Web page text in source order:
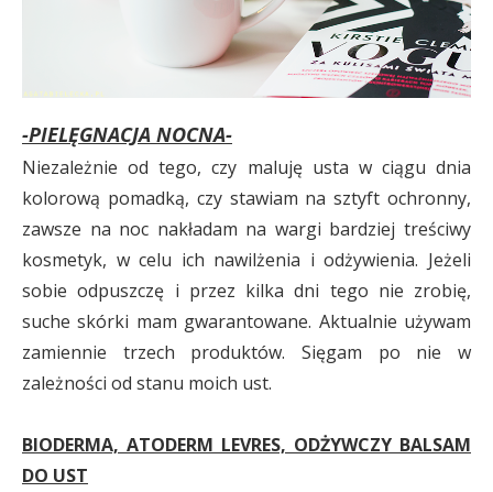
-PIELĘGNACJA NOCNA-
Niezależnie od tego, czy maluję usta w ciągu dnia
kolorową pomadką, czy stawiam na sztyft ochronny,
zawsze na noc nakładam na wargi bardziej treściwy
kosmetyk, w celu ich nawilżenia i odżywienia. Jeżeli
sobie odpuszczę i przez kilka dni tego nie zrobię,
suche skórki mam gwarantowane. Aktualnie używam
zamiennie trzech produktów. Sięgam po nie w
zależności od stanu moich ust.
BIODERMA, ATODERM LEVRES, ODŻYWCZY BALSAM
DO UST